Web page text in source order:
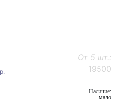
р.
От 5 шт.:
19500
Наличие:
мало